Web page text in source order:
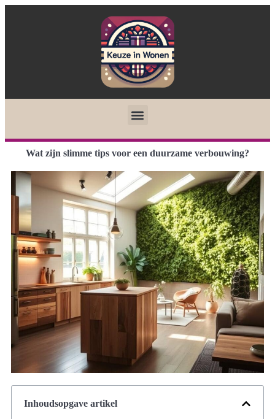
Wat zijn slimme tips voor een duurzame verbouwing?
Inhoudsopgave artikel